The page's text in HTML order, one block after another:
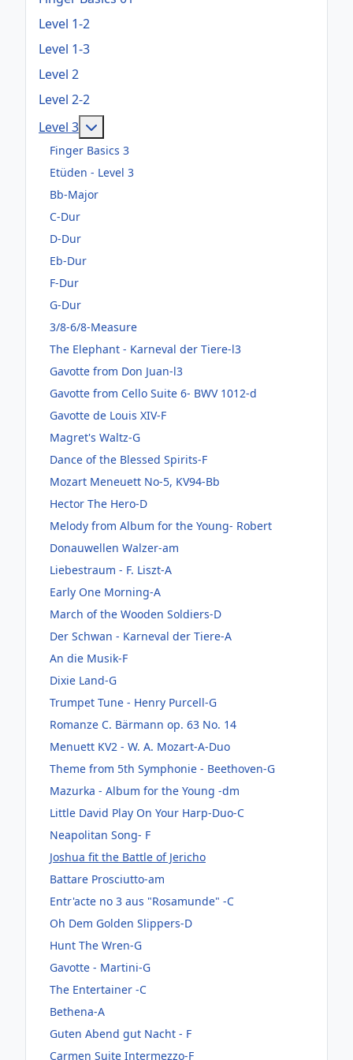
Level 1-2
Level 1-3
Level 2
Level 2-2
Level 3
Finger Basics 3
Etüden - Level 3
Bb-Major
C-Dur
D-Dur
Eb-Dur
F-Dur
G-Dur
3/8-6/8-Measure
The Elephant - Karneval der Tiere-l3
Gavotte from Don Juan-l3
Gavotte from Cello Suite 6- BWV 1012-d
Gavotte de Louis XIV-F
Magret's Waltz-G
Dance of the Blessed Spirits-F
Mozart Meneuett No-5, KV94-Bb
Hector The Hero-D
Melody from Album for the Young- Robert
Donauwellen Walzer-am
Liebestraum - F. Liszt-A
Early One Morning-A
March of the Wooden Soldiers-D
Der Schwan - Karneval der Tiere-A
An die Musik-F
Dixie Land-G
Trumpet Tune - Henry Purcell-G
Romanze C. Bärmann op. 63 No. 14
Menuett KV2 - W. A. Mozart-A-Duo
Theme from 5th Symphonie - Beethoven-G
Mazurka - Album for the Young -dm
Little David Play On Your Harp-Duo-C
Neapolitan Song- F
Joshua fit the Battle of Jericho
Battare Prosciutto-am
Entr'acte no 3 aus "Rosamunde" -C
Oh Dem Golden Slippers-D
Hunt The Wren-G
Gavotte - Martini-G
The Entertainer -C
Bethena-A
Guten Abend gut Nacht - F
Carmen Suite Intermezzo-F